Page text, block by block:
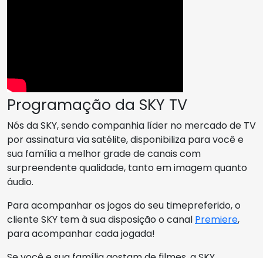
Programação da SKY TV
Nós da SKY, sendo companhia líder no mercado de TV
por assinatura via satélite, disponibiliza para você e
sua família a melhor grade de canais com
surpreendente qualidade, tanto em imagem quanto
áudio.
Para acompanhar os jogos do seu timepreferido, o
cliente SKY tem à sua disposição o canal Premiere,
para acompanhar cada jogada!